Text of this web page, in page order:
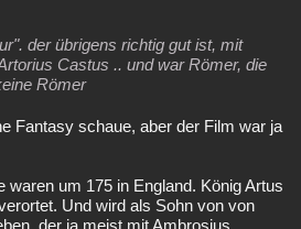
der übrigens richtig gut ist, mit
Castus .. und war Römer, die
Römer
Fantasy schaue, aber der Film war ja
waren um 175 in England. König Artus
Und wird als Sohn von von
der ja meist mit Ambrosius